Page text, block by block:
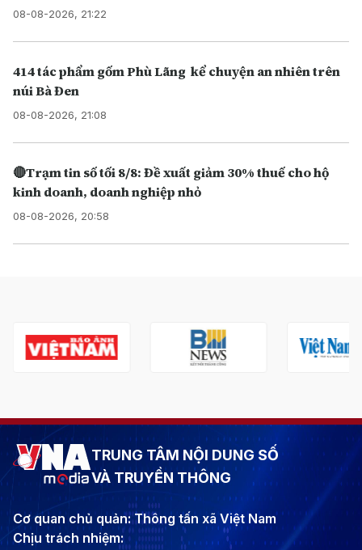
08-08-2026, 21:22
414 tác phẩm gốm Phù Lãng kể chuyện an nhiên trên
núi Bà Đen
08-08-2026, 21:08
🔴Trạm tin số tối 8/8: Đề xuất giảm 30% thuế cho hộ
kinh doanh, doanh nghiệp nhỏ
08-08-2026, 20:58
TRUNG TÂM NỘI DUNG SỐ
VÀ TRUYỀN THÔNG
Cơ quan chủ quản: Thông tấn xã Việt Nam
Chịu trách nhiệm: